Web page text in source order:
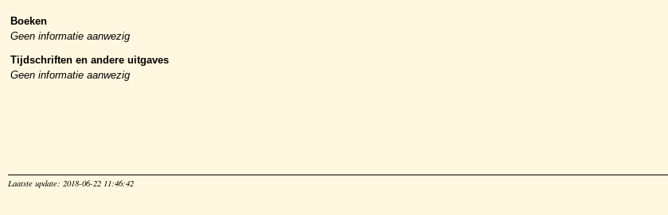
Boeken
Geen informatie aanwezig
Tijdschriften en andere uitgaves
Geen informatie aanwezig
Laatste update: 2018-06-22 11:46:42